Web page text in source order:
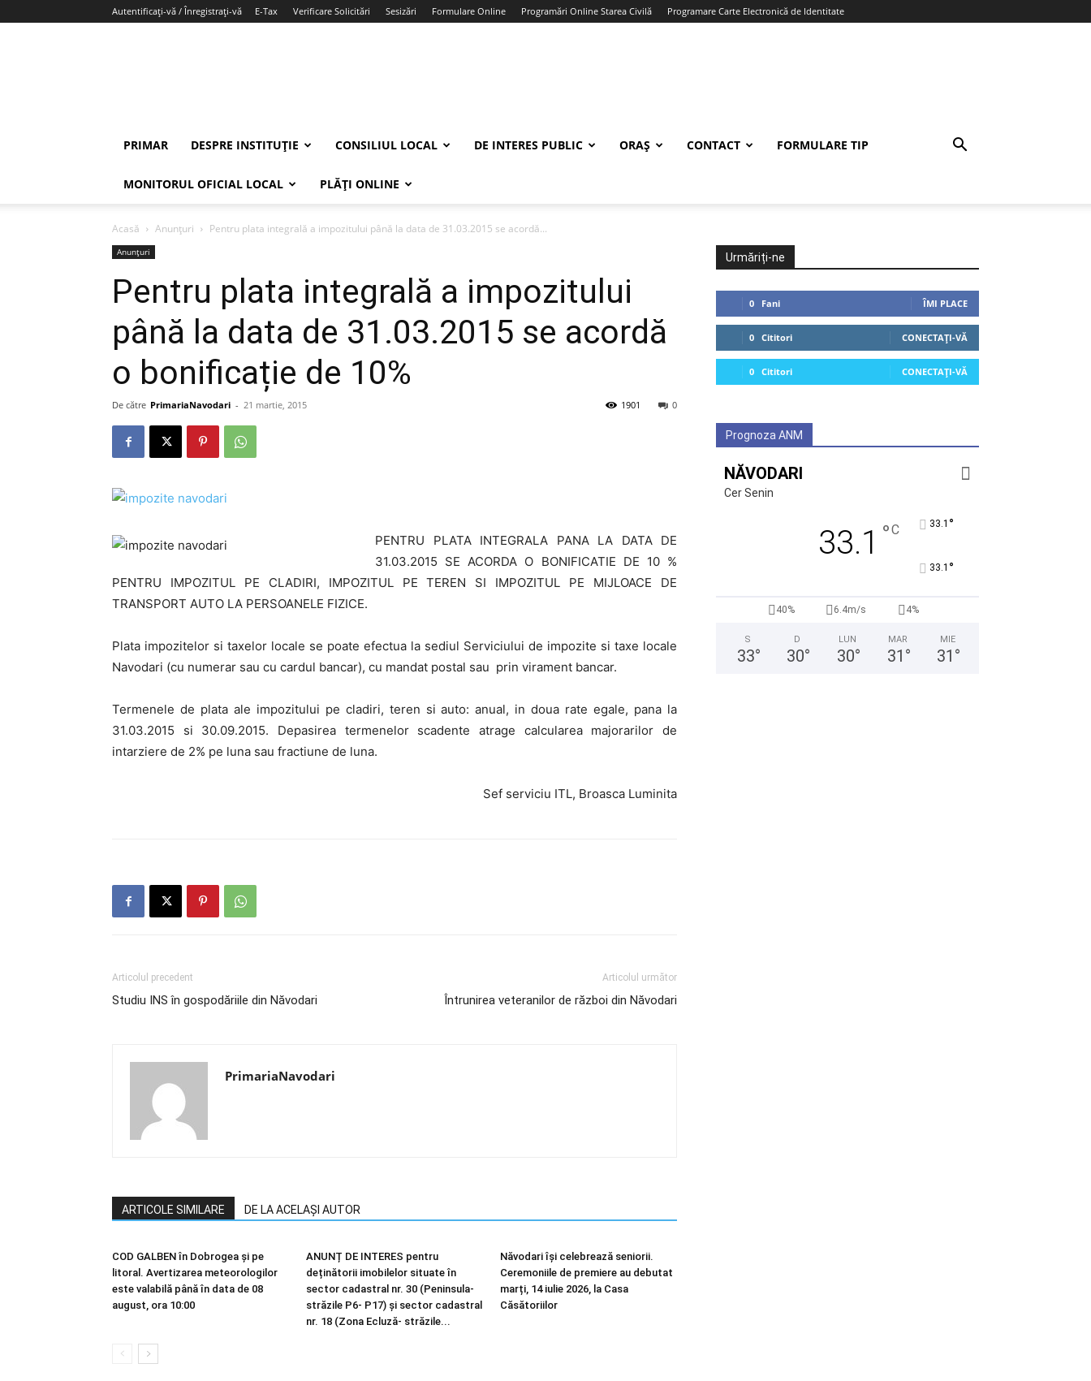
Autentificați-vă / Înregistrați-vă E-Tax Verificare Solicitări Sesizări Formulare Online Programări Online Starea Civilă Programare Carte Electronică de Identitate
PRIMAR DESPRE INSTITUȚIE CONSILIUL LOCAL DE INTERES PUBLIC ORAȘ CONTACT FORMULARE TIP
MONITORUL OFICIAL LOCAL PLĂȚI ONLINE
Acasă Anunțuri Pentru plata integrală a impozitului până la data de 31.03.2015 se acordă...
Anunțuri
Pentru plata integrală a impozitului
până la data de 31.03.2015 se acordă
o bonificație de 10%
De către PrimariaNavodari - 21 martie, 2015 0
1901
PENTRU PLATA INTEGRALA PANA LA DATA DE
31.03.2015 SE ACORDA O BONIFICATIE DE 10 %
PENTRU IMPOZITUL PE CLADIRI, IMPOZITUL PE TEREN SI IMPOZITUL PE MIJLOACE DE
TRANSPORT AUTO LA PERSOANELE FIZICE.
Plata impozitelor si taxelor locale se poate efectua la sediul Serviciului de impozite si taxe locale
Navodari (cu numerar sau cu cardul bancar), cu mandat postal sau prin virament bancar.
Termenele de plata ale impozitului pe cladiri, teren si auto: anual, in doua rate egale, pana la
31.03.2015 si 30.09.2015. Depasirea termenelor scadente atrage calcularea majorarilor de
intarziere de 2% pe luna sau fractiune de luna.
Sef serviciu ITL, Broasca Luminita
Articolul precedent
Studiu INS în gospodăriile din Năvodari
Articolul următor
Întrunirea veteranilor de război din Năvodari
PrimariaNavodari
ARTICOLE SIMILARE DE LA ACELAȘI AUTOR
COD GALBEN în Dobrogea și pe
litoral. Avertizarea meteorologilor
este valabilă până în data de 08
august, ora 10:00
ANUNȚ DE INTERES pentru
deținătorii imobilelor situate în
sector cadastral nr. 30 (Peninsula-
străzile P6- P17) și sector cadastral
nr. 18 (Zona Ecluză- străzile...
Năvodari își celebrează seniorii.
Ceremoniile de premiere au debutat
marți, 14 iulie 2026, la Casa
Căsătoriilor
Urmăriți-ne
0 Fani ÎMI PLACE
0 Cititori CONECTAȚI-VĂ
0 Cititori CONECTAȚI-VĂ
Prognoza ANM
NĂVODARI
Cer Senin
33.1 °C 33.1 °
33.1 °
40% 6.4m/s 4%
S
33°
D
30°
LUN
30°
MAR
31 °
MIE
31 °